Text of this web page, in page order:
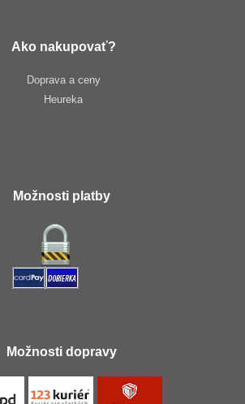
Ako nakupovať?
Doprava a ceny
Heureka
Možnosti platby
Možnosti dopravy